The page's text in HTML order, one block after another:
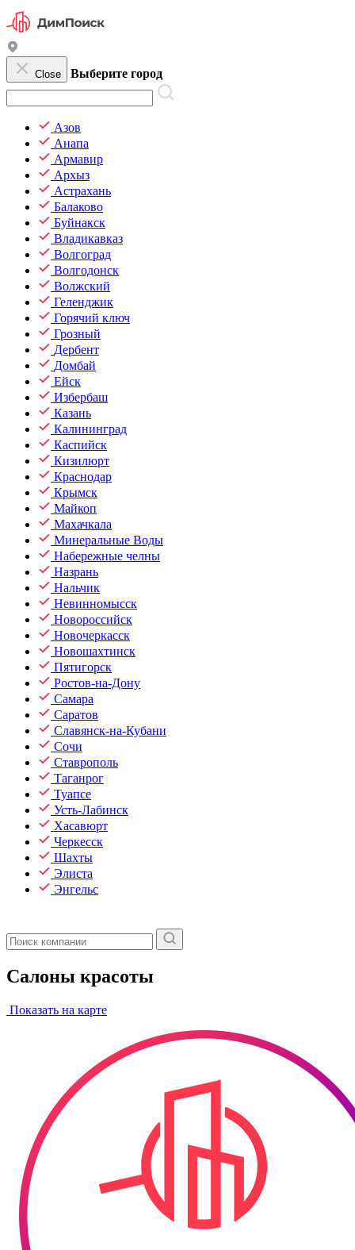
Close Выберите город
Азов
Анапа
Армавир
Архыз
Астрахань
Балаково
Буйнакск
Владикавказ
Волгоград
Волгодонск
Волжский
Геленджик
Горячий ключ
Грозный
Дербент
Домбай
Ейск
Избербаш
Казань
Калининград
Каспийск
Кизилюрт
Краснодар
Крымск
Майкоп
Махачкала
Минеральные Воды
Набережные челны
Назрань
Нальчик
Невинномысск
Новороссийск
Новочеркасск
Новошахтинск
Пятигорск
Ростов-на-Дону
Самара
Саратов
Славянск-на-Кубани
Сочи
Ставрополь
Таганрог
Туапсе
Усть-Лабинск
Хасавюрт
Черкесск
Шахты
Элиста
Энгельс
Салоны красоты
Показать на карте